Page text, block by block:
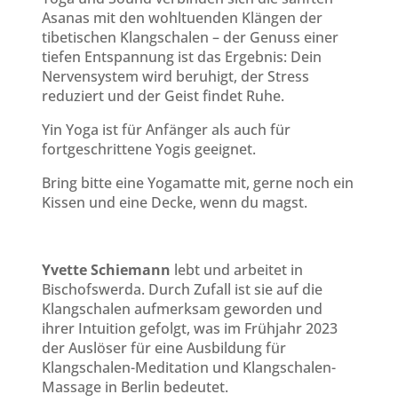
Asanas mit den wohltuenden Klängen der
tibetischen Klangschalen – der Genuss einer
tiefen Entspannung ist das Ergebnis: Dein
Nervensystem wird beruhigt, der Stress
reduziert und der Geist findet Ruhe.
Yin Yoga ist für Anfänger als auch für
fortgeschrittene Yogis geeignet.
Bring bitte eine Yogamatte mit, gerne noch ein
Kissen und eine Decke, wenn du magst.
Yvette Schiemann lebt und arbeitet in
Bischofswerda. Durch Zufall ist sie auf die
Klangschalen aufmerksam geworden und
ihrer Intuition gefolgt, was im Frühjahr 2023
der Auslöser für eine Ausbildung für
Klangschalen-Meditation und Klangschalen-
Massage in Berlin bedeutet.